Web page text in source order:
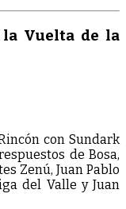
la Vuelta de la
con Sundark
de Bosa,
Zenú, Juan Pablo
del Valle y Juan